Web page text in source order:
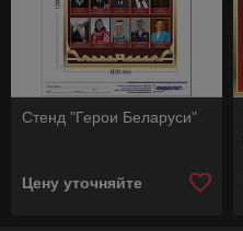
Стенд "Герои Беларуси"
Цену уточняйте